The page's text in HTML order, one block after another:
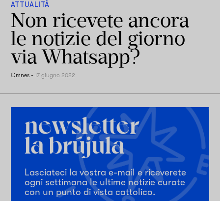
ATTUALITÀ
Non ricevete ancora
le notizie del giorno
via Whatsapp?
Omnes -17 giugno 2022
Lasciateci la vostra e-mail e riceverete
ogni settimana le ultime notizie curate
con un punto di vista cattolico.